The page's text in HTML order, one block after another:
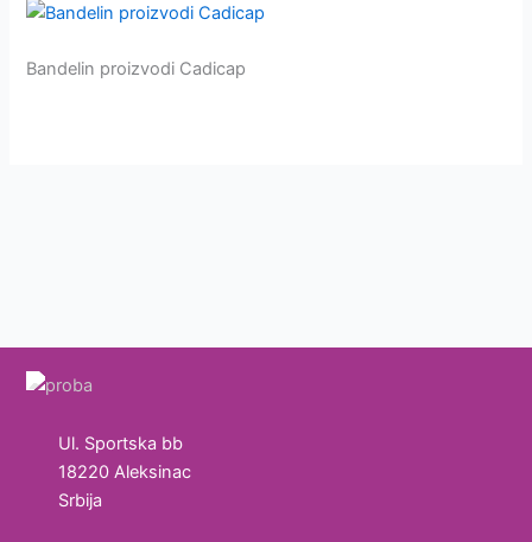
Bandelin proizvodi Cadicap
Ul. Sportska bb
18220 Aleksinac
Srbija